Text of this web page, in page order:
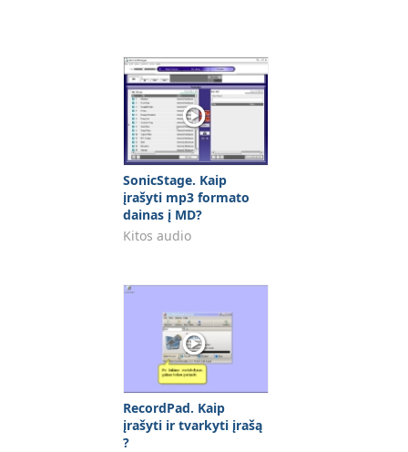
SonicStage. Kaip
įrašyti mp3 formato
dainas į MD?
Kitos audio
RecordPad. Kaip
įrašyti ir tvarkyti įrašą
?